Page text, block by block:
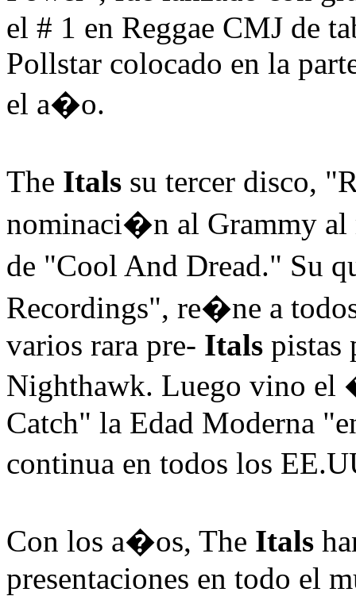
el # 1 en Reggae CMJ de
Pollstar colocado en la
el a�o.
The Itals su tercer disco,
nominaci�n al Grammy al
de "Cool And Dread." Su
Recordings", re�ne a
varios rara pre- Itals pistas
Nighthawk. Luego vino el
Catch" la Edad Moderna
continua en todos los
Con los a�os, The Itals
presentaciones en todo el